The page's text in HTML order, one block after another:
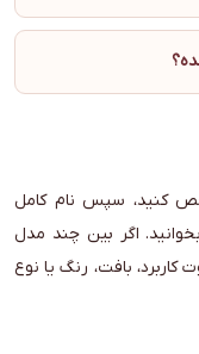
کنید، سپس نام کامل
اگر بین چند مدل
بافت، رنگ یا نوع